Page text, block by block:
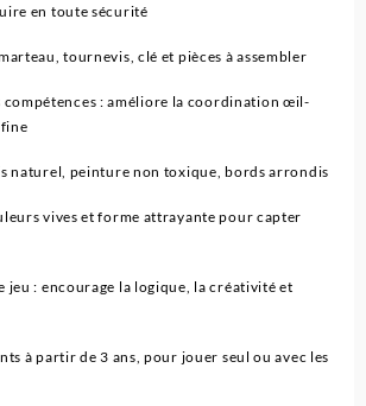
en toute sécurité
tournevis, clé et pièces à assembler
compétences : améliore la coordination œil-
naturel, peinture non toxique, bords arrondis
vives et forme attrayante pour capter
jeu : encourage la logique, la créativité et
à partir de 3 ans, pour jouer seul ou avec les